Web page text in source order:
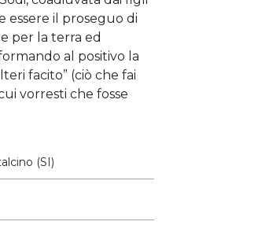
essere il proseguo di
per la terra ed
al positivo la
facito” (ciò che fai
vorresti che fosse
(SI)